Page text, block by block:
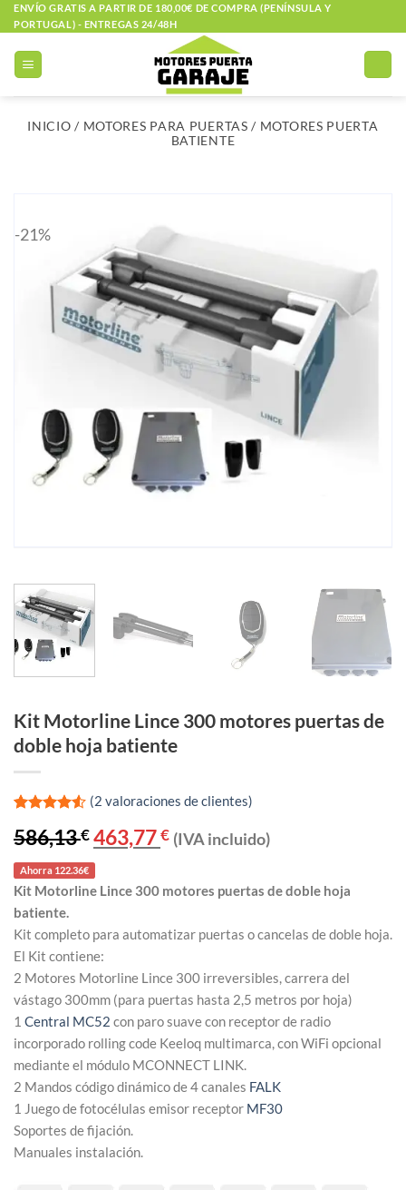
Saltar
al
contenido
ENVÍO GRATIS A PARTIR DE 180,00€ DE COMPRA (PENÍNSULA Y
PORTUGAL) - ENTREGAS 24/48H
INICIO / MOTORES PARA PUERTAS / MOTORES PUERTA
BATIENTE
-21%
Kit Motorline Lince 300 motores puertas de
doble hoja batiente
con4.5
de 5 en
base a
valoracion
es de
clientes
(2 valoraciones de clientes)
586,13€ El
precio
original
era:
586,13 €.
463,77€El
precio
463,77 €.
(IVA incluido)
Ahorra 122.36€
Kit Motorline Lince 300 motores puertas de doble hoja
batiente.
Kit completo para automatizar puertas o cancelas de doble hoja.
El Kit contiene:
2 Motores Motorline Lince 300 irreversibles, carrera del
vástago 300mm (para puertas hasta 2,5 metros por hoja)
1 Central MC52 con paro suave con receptor de radio
incorporado rolling code Keeloq multimarca, con WiFi opcional
mediante el módulo MCONNECT LINK.
2 Mandos código dinámico de 4 canales FALK
1 Juego de fotocélulas emisor receptor MF30
Soportes de fijación.
Manuales instalación.